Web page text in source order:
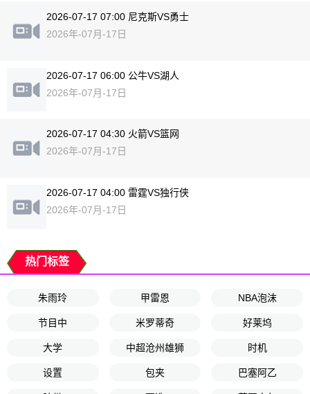
2026-07-17 07:00 尼克斯VS勇士
2026年-07月-17日
2026-07-17 06:00 公牛VS湖人
2026年-07月-17日
2026-07-17 04:30 火箭VS篮网
2026年-07月-17日
2026-07-17 04:00 雷霆VS独行侠
2026年-07月-17日
热门标签
朱雨玲 甲雷恩 NBA泡沫
节目中 米罗蒂奇 好莱坞
大学 中超沧州雄狮 时机
设置 包夹 巴塞阿乙